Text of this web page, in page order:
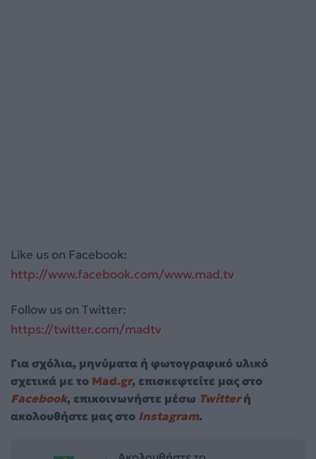
Like us on Facebook:
http://www.facebook.com/www.mad.tv
Follow us on Twitter:
https://twitter.com/madtv
Για σχόλια, μηνύματα ή φωτογραφικό υλικό
σχετικά με το Mad.gr, επισκεφτείτε μας στο
Facebook, επικοινωνήστε μέσω Twitterή
ακολουθήστε μας στο Instagram.